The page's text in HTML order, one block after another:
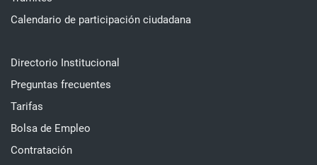
Calendario de participación ciudadana
Directorio Institucional
Preguntas frecuentes
Tarifas
Bolsa de Empleo
Contratación